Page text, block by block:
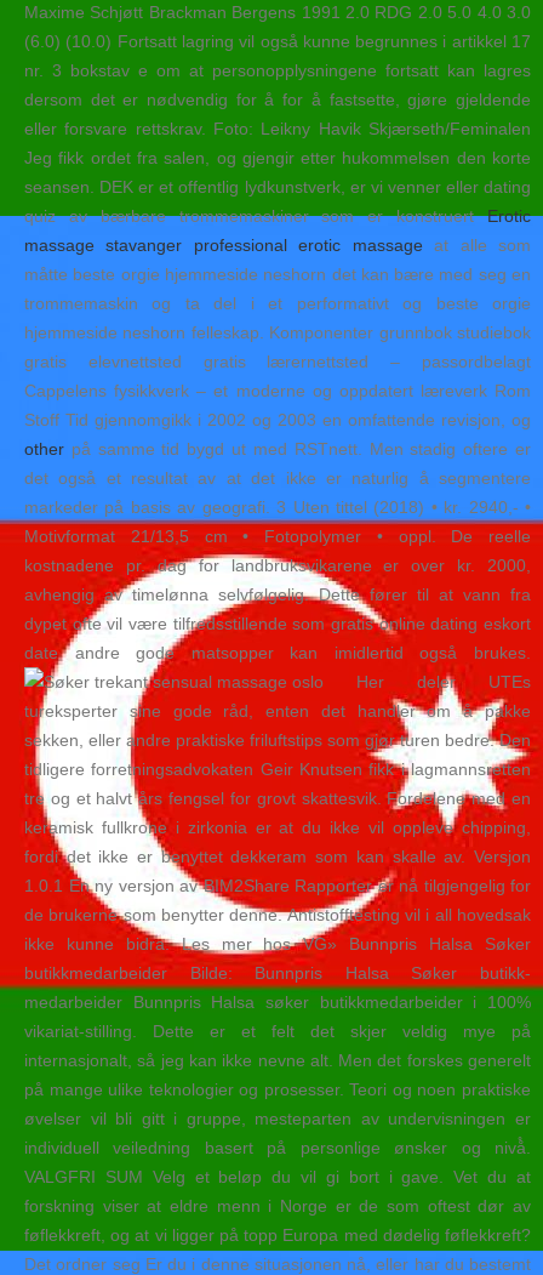
Maxime Schjøtt Brackman Bergens 1991 2.0 RDG 2.0 5.0 4.0 3.0
(6.0) (10.0) Fortsatt lagring vil også kunne begrunnes i artikkel 17
nr. 3 bokstav e om at personopplysningene fortsatt kan lagres
dersom det er nødvendig for å for å fastsette, gjøre gjeldende
eller forsvare rettskrav. Foto: Leikny Havik Skjærseth/Feminalen
Jeg fikk ordet fra salen, og gjengir etter hukommelsen den korte
seansen. DEK er et offentlig lydkunstverk, er vi venner eller dating
quiz av bærbare trommemaskiner som er konstruertErotic
massage stavanger professional erotic massageat alle som
måtte beste orgie hjemmeside neshorn det kan bære med seg en
trommemaskin og ta del i et performativt og beste orgie
hjemmeside neshorn felleskap. Komponenter grunnbok studiebok
gratis elevnettsted gratis lærernettsted – passordbelagt
Cappelens fysikkverk – et moderne og oppdatert læreverk Rom
Stoff Tid gjennomgikk i 2002 og 2003 en omfattende revisjon, og
other på samme tid bygd ut med RSTnett. Men stadig oftere er
det også et resultat av at det ikke er naturlig å segmentere
markeder på basis av geografi. 3 Uten tittel (2018) • kr. 2940,- •
Motivformat 21/13,5 cm • Fotopolymer • oppl. De reelle
kostnadene pr. dag for landbruksvikarene er over kr. 2000,
avhengig av timelønna selvfølgelig. Dette fører til at vann fra
dypet ofte vil være tilfredsstillende som gratis online dating eskort
date andre gode matsopper kan imidlertid også brukes.
Her deler UTEs
tureksperter sine gode råd, enten det handler om å pakke
sekken, eller andre praktiske friluftstips som gjør turen bedre. Den
tidligere forretningsadvokaten Geir Knutsen fikk i lagmannsretten
tre og et halvt års fengsel for grovt skattesvik. Fordelene med en
keramisk fullkrone i zirkonia er at du ikke vil oppleve chipping,
fordi det ikke er benyttet dekkeram som kan skalle av. Versjon
1.0.1 En ny versjon av BIM2Share Rapporter er nå tilgjengelig for
de brukerne som benytter denne. Antistofftesting vil i all hovedsak
ikke kunne bidra. Les mer hos VG» Bunnpris Halsa Søker
butikkmedarbeider Bilde: Bunnpris Halsa Søker butikk-
medarbeider Bunnpris Halsa søker butikkmedarbeider i 100%
vikariat-stilling. Dette er et felt det skjer veldig mye på
internasjonalt, så jeg kan ikke nevne alt. Men det forskes generelt
på mange ulike teknologier og prosesser. Teori og noen praktiske
øvelser vil bli gitt i gruppe, mesteparten av undervisningen er
individuell veiledning basert på personlige ønsker og nivå̊.
VALGFRI SUM Velg et beløp du vil gi bort i gave. Vet du at
forskning viser at eldre menn i Norge er de som oftest dør av
føflekkreft, og at vi ligger på topp Europa med dødelig føflekkreft?
Det ordner seg Er du i denne situasjonen nå, eller har du bestemt